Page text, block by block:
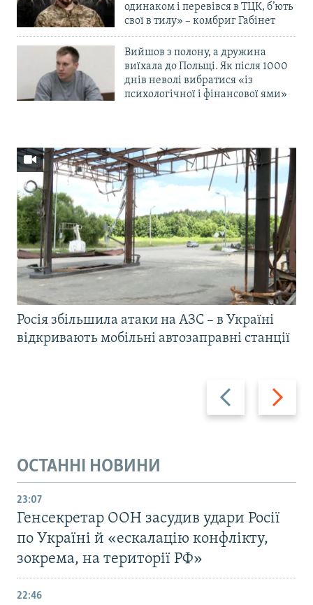
одинаком і перевівся в ТЦК, б’ють
свої в тилу» – комбриг Габінет
Вийшов з полону, а дружина
виїхала до Польщі. Як після 1000
днів неволі вибратися «із
психологічної і фінансової ями»
Назад Вперед
Росія збільшила атаки на АЗС – в Україні
відкривають мобільні автозаправні станції
ОСТАННІ НОВИНИ
23:07
Генсекретар ООН засудив удари Росії
по Україні й «ескалацію конфлікту,
зокрема, на території РФ»
22:46